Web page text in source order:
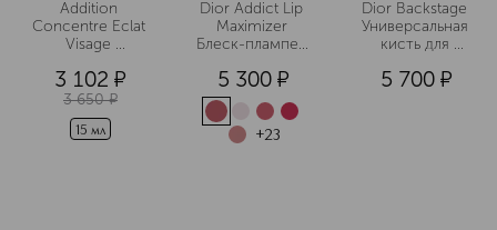
Addition
Concentre Eclat
Visage
эффектом
загара для лица
3 102 ¤
3 650 ¤
15 мл
Dior Addict Lip
Maximizer
Блеск-плампер
5 300 ¤
+23
Dior Backstage
Универсальная
кисть для
5 700 ¤